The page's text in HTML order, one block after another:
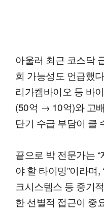
아울러 최근 코스닥
회 가능성도 언급했
리가켐바이오 등 바
(50억 → 10억)와 고
단기 수급 부담이 클
끝으로 박 전문가는 “
야 할 타이밍”이라며
크시스템스 등 중기
한 선별적 접근이 중